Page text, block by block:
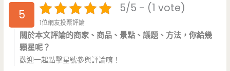
5 5/5 - (1 vote)
1位網友投票評論
關於本文評論的商家、商品、景點、議題、方法，你給幾
顆星呢？
歡迎一起點擊星號參與評論唷！